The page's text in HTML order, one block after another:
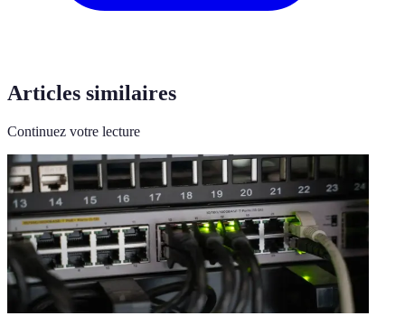
Articles similaires
Continuez votre lecture